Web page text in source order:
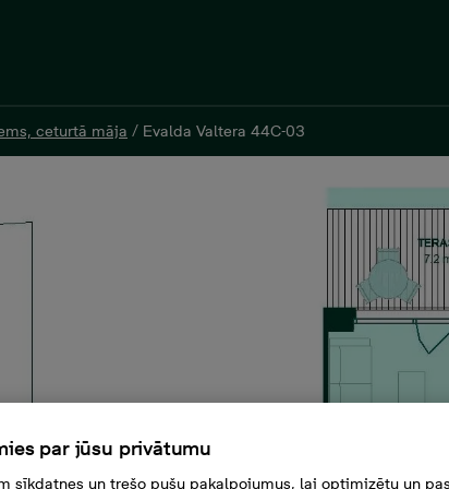
ceturtā māja / Evalda Valtera 44C-03
ceturtā māja / Evalda Valtera 44C-03
€, 2 комнаты, 47,8 м²
par jūsu privātumu
sīkdatnes un trešo pušu pakalpojumus, lai optimizētu un